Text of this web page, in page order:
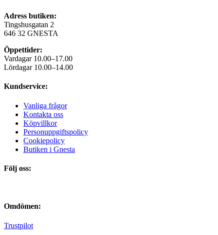
Adress butiken:
Tingshusgatan 2
646 32 GNESTA
Öppettider:
Vardagar 10.00–17.00
Lördagar 10.00–14.00
Kundservice:
Vanliga frågor
Kontakta oss
Köpvillkor
Personuppgiftspolicy
Cookiepolicy
Butiken i Gnesta
Följ oss:
Omdömen:
Trustpilot